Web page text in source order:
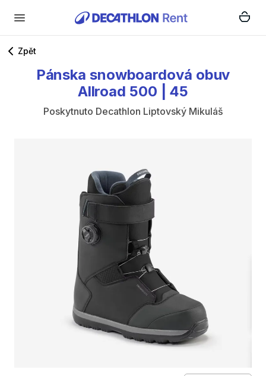
Zpět
Pánska snowboardová obuv
Allroad 500 45
Poskytnuto Decathlon Liptovský Mikuláš